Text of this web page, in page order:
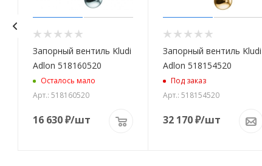
Запорный вентиль Kludi
Adlon 518160520
Осталось мало
Арт.: 518160520
16 630₽/шт
Запорный вентиль Kludi
Adlon 518154520
Под заказ
Арт.: 518154520
32 170₽/шт